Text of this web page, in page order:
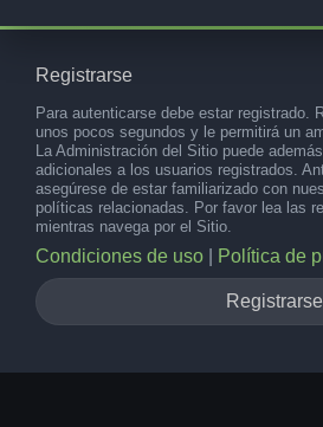
Registrarse
Para autenticarse debe estar registrado.
unos pocos segundos y le permitirá un
La Administración del Sitio puede
adicionales a los usuarios registrados.
asegúrese de estar familiarizado con
políticas relacionadas. Por favor lea las
mientras navega por el Sitio.
Condiciones de uso Política de
Registrarse